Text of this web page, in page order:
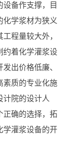
备作支撑，目
化学浆材为狭义
程量较大外，
约着化学灌浆设
出价格低廉、
素质的专业化施
计院的设计人
正确的选择，拓
学灌浆设备的开